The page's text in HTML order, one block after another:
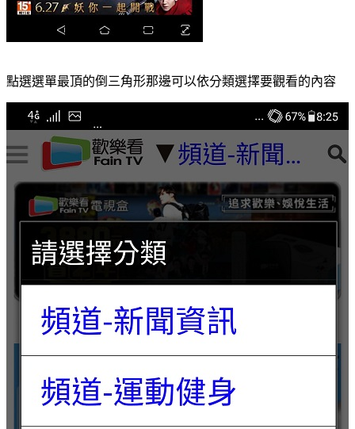
點選選單最頂的倒三角形那邊可以依分類選擇要觀看的內容